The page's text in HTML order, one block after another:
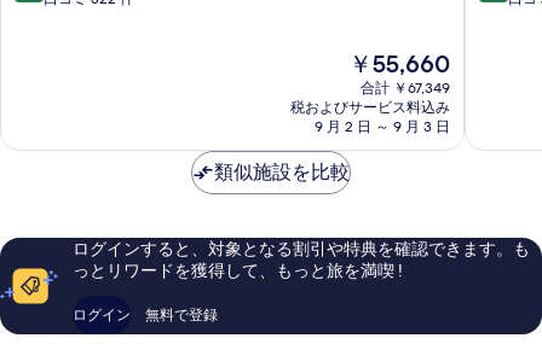
バ
ン
ン
素
い、
コ
ミ
現
在
の
料
金
は
￥55,660
￥55,660
合計 ￥67,349
税およびサービス料込み
9 月 2 日 ～ 9 月 3 日
ン
素
い、
口
類似施設を比較
ログインすると、対象となる割引や特典を確認できます。も
っとリワードを獲得して、もっと旅を満喫 !
ログイン 無料で登録